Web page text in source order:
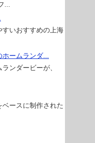
...
すいおすすめの上海
ホームランダ...
ンダービーが、
ースに制作された